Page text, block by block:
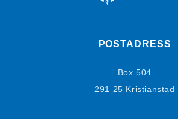
POSTADRESS
Box 504
291 25 Kristianstad